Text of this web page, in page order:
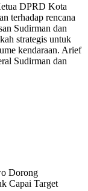
DPRD Kota
terhadap rencana
Sudirman dan
strategis untuk
kendaraan. Arief
Sudirman dan